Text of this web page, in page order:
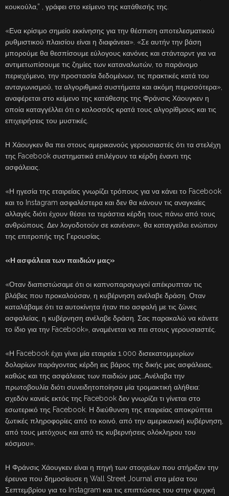
κουκούλα,” , γράφει στο κείμενο της κατάθεσής της.
«Ενα κρίσιμο σημείο εκκίνησης για την θέσπιση αποτελεσματικού
ρυθμιστικού πλαισίου είναι η διαφάνεια». «Σε αυτήν την βάση
μπορούμε θα θεσπίσουμε εύλογους κανόνες και στάνταρντ για να
αντιμετωπίσουμε τις ζημίες των καταναλωτών, το παράνομο
περιεχόμενο, την προστασία δεδομένων, τις πρακτικές κατά του
ανταγωνισμού, τα αλγοριθμικά συστήματα και ακόμη περισσότερα»,
αναφέρεται στο κείμενο της κατάθεσης της Φράνσις Χάουγκεν η
οποία καταγγέλλει ότι ο κολοσσός κρατά τους αλγορίθμους και τις
επιχειρήσεις του μυστικές.
Η Χάουγκεν θα πει στους αμερικανούς γερουσιαστές ότι τα στελέχη
της Facebook συστηματικά επιλέγουν τα κέρδη έναντι της
ασφάλειας.
«Η ηγεσία της εταιρείας γνωρίζει τρόπους για να κάνει το Facebook
και το Instagram ασφαλέστερα και δεν θα κάνουν τις αναγκαίες
αλλαγές διότι έχουν θέσει τα τεράστια κέρδη τους πάνω από τους
ανθρώπους. Δεν λογοδοτούν σε κανέναν», θα καταγγείλει ενώπιον
της επιτροπής της Γερουσίας.
«Η ασφάλεια των παιδιών μας»
«Οταν διαπιστώσαμε ότι οι καπνοπαραγωγοί απέκρυπταν τις
βλάβες που προκαλούσαν, η κυβέρνηση ανέλαβε δράση. Οταν
καταλάβαμε ότι τα αυτοκίνητα ήταν πιο ασφαλή με τις ζώνες
ασφαλείας, η κυβέρνηση ανέλαβε δράση. Σας παρακαλώ να κάνετε
το ίδιο για την Facebook», αναμένεται να πει στους γερουσιαστές.
«Η Facebook έχει γίνει μία εταιρεία 1.000 δισεκατομμυρίων
δολαρίων παράγοντας κέρδη εις βάρος της δικής μας ασφάλειας,
καθώς και της ασφάλειας των παιδιών μας…Ανέλαβα την
πρωτοβουλία διότι συνειδητοποίησα μία τρομακτική αλήθεια:
σχεδόν κανείς εκτός της Facebook δεν γνωρίζει τι γίνεται στο
εσωτερικό της Facebook. Η διεύθυνση της εταιρείας αποκρύπτει
ζωτικές πληροφορίες από το κοινό, από την αμερικανική κυβέρνηση,
από τους μετόχους και από τις κυβερνήσεις ολόκληρου του
κόσμου».
Η Φράνσις Χάουγκεν είναι η πηγή των στοιχείων που στήριξαν την
έρευνα που δημοσίευσε η Wall Street Journal στα μέσα του
Σεπτεμβρίου για το Instagram και τις επιπτώσεις του στην ψυχική